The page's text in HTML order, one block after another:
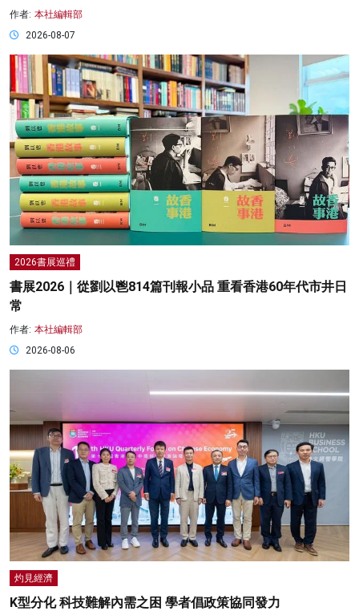
作者: 本社編輯部
2026-08-07
2026書展巡禮
書展2026｜從劉以鬯814篇刊報小品 重看香港60年代市井日
常
作者: 本社編輯部
2026-08-06
灼見經濟
K型分化 科技難解內需之困 學者倡政策協同發力